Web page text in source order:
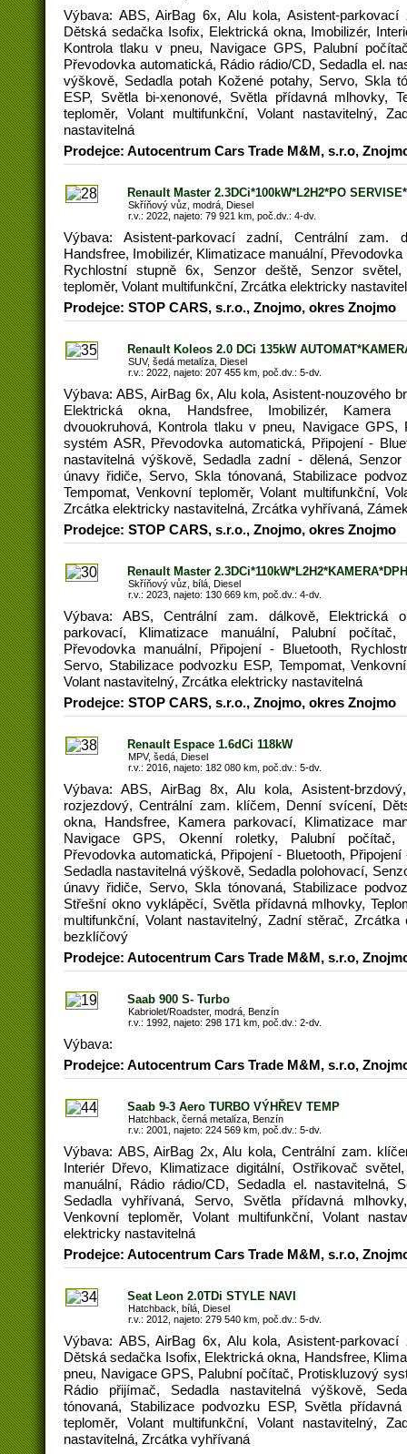
Výbava: ABS, AirBag 6x, Alu kola, Asistent-
Dětská sedačka Isofix, Elektrická okna, Imobilizér,
Kontrola tlaku v pneu, Navigace GPS, Palubní
Převodovka automatická, Rádio rádio/CD, Sedadla el.
výškově, Sedadla potah Kožené potahy, Servo, Skla
ESP, Světla bi-xenonové, Světla přídavná mlhovky,
teploměr, Volant multifunkční, Volant nastavitelný,
nastavitelná
Prodejce: Autocentrum Cars Trade M&M, s.r.o,
Renault Master 2.3DCi*100kW*L2H2*PO
Skříňový vůz, modrá, Diesel
r.v.: 2022, najeto: 79 921 km, poč.dv.: 4-dv.
Výbava: Asistent-parkovací zadní, Centrální zam.
Handsfree, Imobilizér, Klimatizace manuální,
Rychlostní stupně 6x, Senzor deště, Senzor světel,
teploměr, Volant multifunkční, Zrcátka elektricky
Prodejce: STOP CARS, s.r.o., Znojmo, okres Znojmo
Renault Koleos 2.0 DCi 135kW
SUV, šedá metalíza, Diesel
r.v.: 2022, najeto: 207 455 km, poč.dv.: 5-dv.
Výbava: ABS, AirBag 6x, Alu kola, Asistent-nouzového
Elektrická okna, Handsfree, Imobilizér, Kamera
dvouokruhová, Kontrola tlaku v pneu, Navigace GPS,
systém ASR, Převodovka automatická, Připojení -
nastavitelná výškově, Sedadla zadní - dělená,
únavy řidiče, Servo, Skla tónovaná, Stabilizace
Tempomat, Venkovní teploměr, Volant multifunkční,
Zrcátka elektricky nastavitelná, Zrcátka vyhřívaná,
Prodejce: STOP CARS, s.r.o., Znojmo, okres Znojmo
Renault Master
Skříňový vůz, bílá, Diesel
r.v.: 2023, najeto: 130 669 km, poč.dv.: 4-dv.
Výbava: ABS, Centrální zam. dálkově, Elektrická
parkovací, Klimatizace manuální, Palubní
Převodovka manuální, Připojení - Bluetooth,
Servo, Stabilizace podvozku ESP, Tempomat,
Volant nastavitelný, Zrcátka elektricky nastavitelná
Prodejce: STOP CARS, s.r.o., Znojmo, okres Znojmo
Renault Espace 1.6dCi 118kW
MPV, šedá, Diesel
r.v.: 2016, najeto: 182 080 km, poč.dv.: 5-dv.
Výbava: ABS, AirBag 8x, Alu kola, Asistent-
rozjezdový, Centrální zam. klíčem, Denní svícení,
okna, Handsfree, Kamera parkovací, Klimatizace
Navigace GPS, Okenní roletky, Palubní počítač,
Převodovka automatická, Připojení - Bluetooth,
Sedadla nastavitelná výškově, Sedadla polohovací,
únavy řidiče, Servo, Skla tónovaná, Stabilizace
Střešní okno vyklápěcí, Světla přídavná mlhovky,
multifunkční, Volant nastavitelný, Zadní stěrač,
bezklíčový
Prodejce: Autocentrum Cars Trade M&M, s.r.o,
Saab 900 S- Turbo
Kabriolet/Roadster, modrá, Benzín
r.v.: 1992, najeto: 298 171 km, poč.dv.: 2-dv.
Výbava:
Prodejce: Autocentrum Cars Trade M&M, s.r.o,
Saab 9-3 Aero TURBO VÝHŘEV TEMP
Hatchback, černá metalíza, Benzín
r.v.: 2001, najeto: 224 569 km, poč.dv.: 5-dv.
Výbava: ABS, AirBag 2x, Alu kola, Centrální zam.
Interiér Dřevo, Klimatizace digitální, Ostřikovač
manuální, Rádio rádio/CD, Sedadla el. nastavitelná,
Sedadla vyhřívaná, Servo, Světla přídavná
Venkovní teploměr, Volant multifunkční, Volant
elektricky nastavitelná
Prodejce: Autocentrum Cars Trade M&M, s.r.o,
Seat Leon 2.0TDi STYLE NAVI
Hatchback, bílá, Diesel
r.v.: 2012, najeto: 279 540 km, poč.dv.: 5-dv.
Výbava: ABS, AirBag 6x, Alu kola, Asistent-
Dětská sedačka Isofix, Elektrická okna, Handsfree,
pneu, Navigace GPS, Palubní počítač, Protiskluzový
Rádio přijímač, Sedadla nastavitelná výškově,
tónovaná, Stabilizace podvozku ESP, Světla
teploměr, Volant multifunkční, Volant nastavitelný,
nastavitelná, Zrcátka vyhřívaná